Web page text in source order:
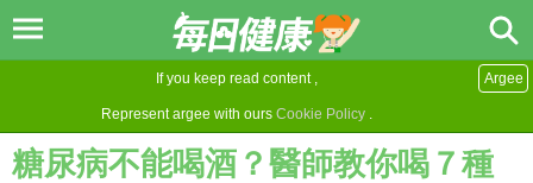
If you keep read content ,
Represent argee with ours Cookie Policy .
Argee
糖尿病不能喝酒？醫師教你喝７種